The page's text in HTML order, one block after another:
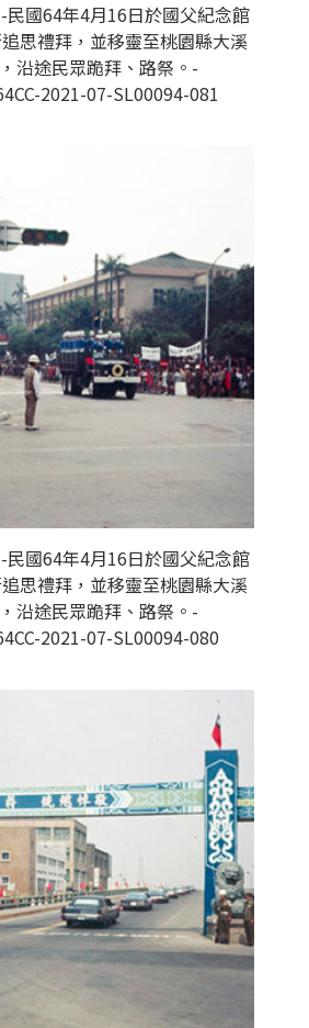
國64年4月16日於國父紀念館
思禮拜，並移靈至桃園縣大溪
沿途民眾跪拜、路祭。-
2021-07-SL00094-081
國64年4月16日於國父紀念館
思禮拜，並移靈至桃園縣大溪
沿途民眾跪拜、路祭。-
2021-07-SL00094-080